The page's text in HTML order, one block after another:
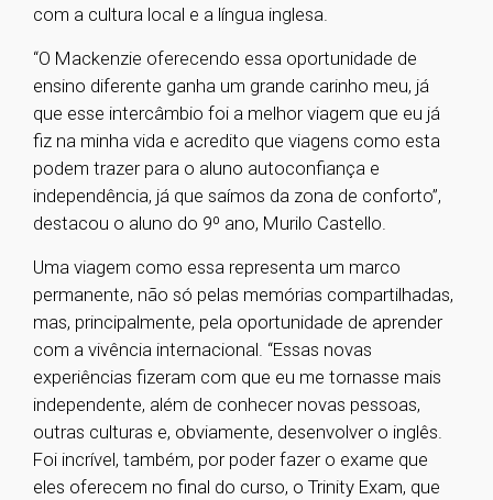
com a cultura local e a língua inglesa.
“O Mackenzie oferecendo essa oportunidade de
ensino diferente ganha um grande carinho meu, já
que esse intercâmbio foi a melhor viagem que eu já
fiz na minha vida e acredito que viagens como esta
podem trazer para o aluno autoconfiança e
independência, já que saímos da zona de conforto”,
destacou o aluno do 9º ano, Murilo Castello.
Uma viagem como essa representa um marco
permanente, não só pelas memórias compartilhadas,
mas, principalmente, pela oportunidade de aprender
com a vivência internacional. “Essas novas
experiências fizeram com que eu me tornasse mais
independente, além de conhecer novas pessoas,
outras culturas e, obviamente, desenvolver o inglês.
Foi incrível, também, por poder fazer o exame que
eles oferecem no final do curso, o Trinity Exam, que